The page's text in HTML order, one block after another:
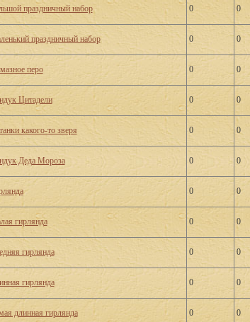
праздничный набор 0 0
праздничный набор 0 0
перо 0 0
Цитадели 0 0
какого-то зверя 0 0
Деда Мороза 0 0
0 0
гирлянда 0 0
гирлянда 0 0
гирлянда 0 0
длинная гирлянда 0 0